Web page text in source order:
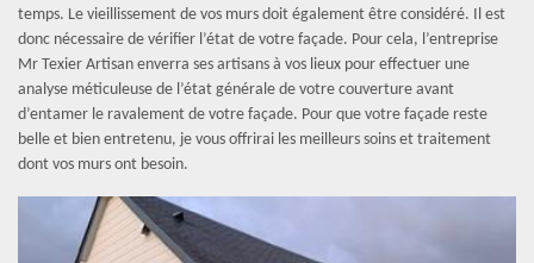
temps. Le vieillissement de vos murs doit également être considéré. Il est
donc nécessaire de vérifier l’état de votre façade. Pour cela, l’entreprise
Mr Texier Artisan enverra ses artisans à vos lieux pour effectuer une
analyse méticuleuse de l’état générale de votre couverture avant
d’entamer le ravalement de votre façade. Pour que votre façade reste
belle et bien entretenu, je vous offrirai les meilleurs soins et traitement
dont vos murs ont besoin.